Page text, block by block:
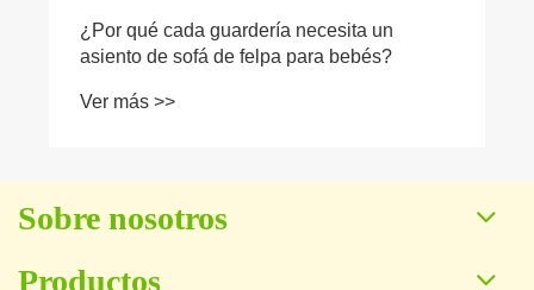
¿Por qué cada guardería necesita un
asiento de sofá de felpa para bebés?
Ver más >>
Sobre nosotros
Productos